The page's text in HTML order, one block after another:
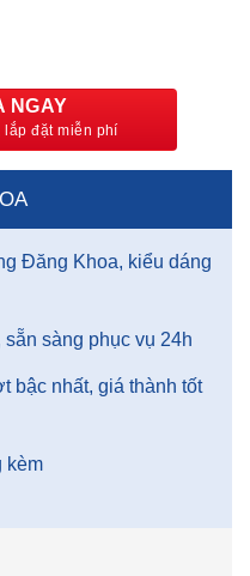
số lượng
NGAY
Đăng Khoa, kiểu dáng
sàng phục vụ 24h
bậc nhất, giá thành tốt
kèm